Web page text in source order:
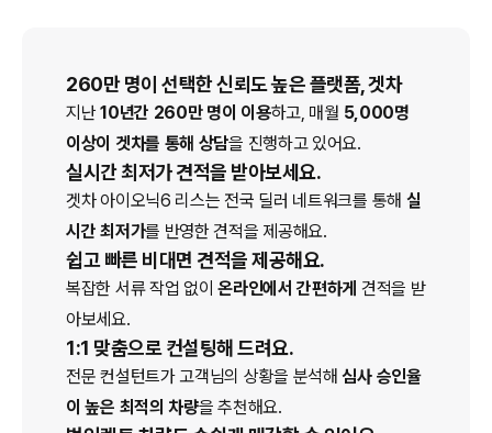
260만 명이 선택한 신뢰도 높은 플랫폼, 겟차
지난10년간 260만 명이 이용하고, 매월 5,000명
이상이 겟차를 통해 상담을 진행하고 있어요.
실시간 최저가 견적을 받아보세요.
겟차아이오닉6 리스는 전국 딜러 네트워크를 통해 실
시간 최저가를 반영한 견적을 제공해요.
쉽고 빠른 비대면 견적을 제공해요.
복잡한 서류 작업 없이온라인에서 간편하게 견적을 받
아보세요.
1:1 맞춤으로 컨설팅해 드려요.
전문 컨설턴트가 고객님의 상황을 분석해 심사 승인율
이 높은 최적의 차량을 추천해요.